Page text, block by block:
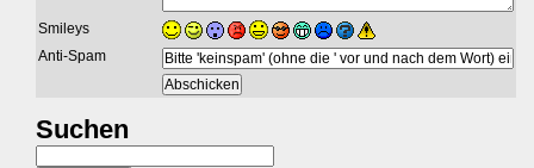
Smileys
Anti-Spam
Suchen